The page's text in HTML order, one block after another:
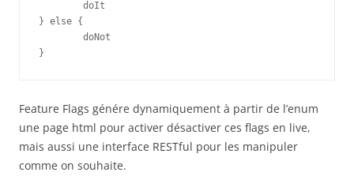
} else {
}
Feature Flags génére dynamiquement à partir de l’enum
une page html pour activer désactiver ces flags en live,
mais aussi une interface RESTful pour les manipuler
comme on souhaite.